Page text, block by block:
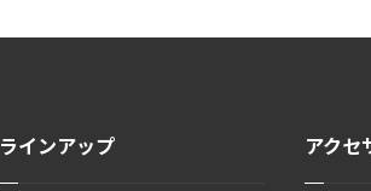
ラインアップ アクセ